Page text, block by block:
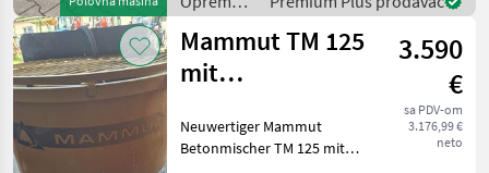
za
hranidbu
životinja /
Mammut
Mammut TM 125
mit
3.590
€
sa PDV-om
3.176,99 €
neto
Neuwertiger Mammut
Betonmischer TM 125 mit